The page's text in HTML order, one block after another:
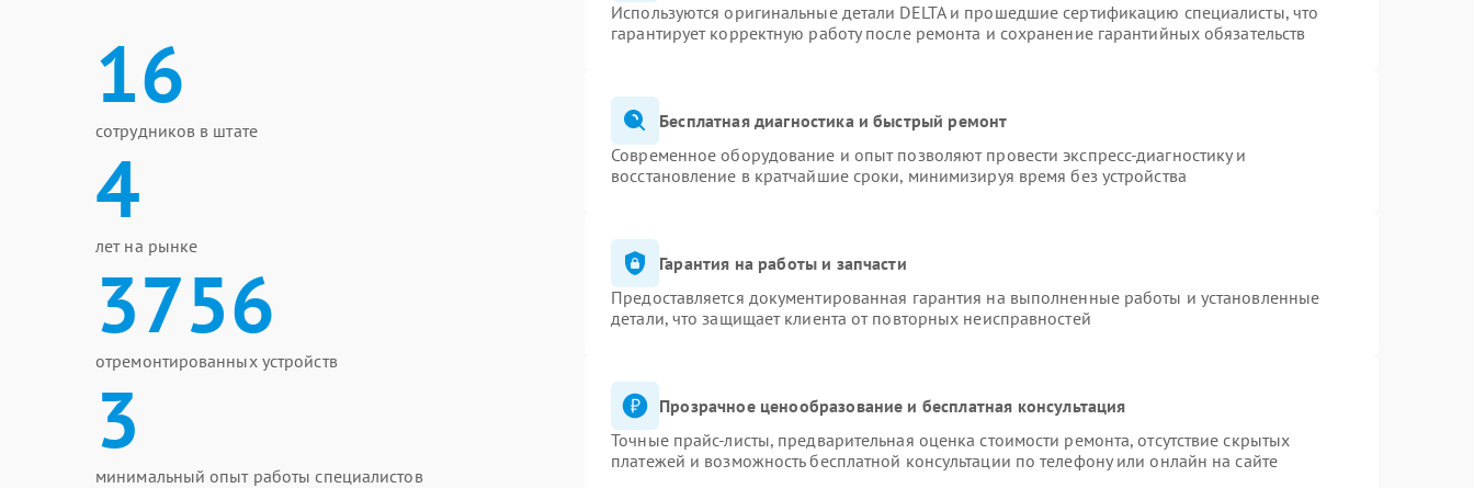
16
сотрудников в штате
4
лет на рынке
3756
отремонтированных устройств
3
минимальный опыт работы специалистов
Используются оригинальные детали DELTA и прошедшие сертификацию специалисты, что
гарантирует корректную работу после ремонта и сохранение гарантийных обязательств
Бесплатная диагностика и быстрый ремонт
Современное оборудование и опыт позволяют провести экспресс-диагностику и
восстановление в кратчайшие сроки, минимизируя время без устройства
Гарантия на работы и запчасти
Предоставляется документированная гарантия на выполненные работы и установленные
детали, что защищает клиента от повторных неисправностей
Прозрачное ценообразование и бесплатная консультация
Точные прайс-листы, предварительная оценка стоимости ремонта, отсутствие скрытых
платежей и возможность бесплатной консультации по телефону или онлайн на сайте